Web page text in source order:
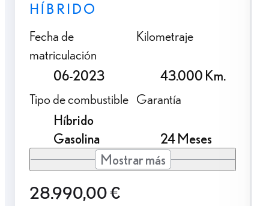
HÍBRIDO
Fecha de
matriculación
06-2023
Kilometraje
43.000 Km.
Tipo de combustible
Híbrido
Gasolina
Garantía
24 Meses
Mostrar más
28.990,00 €